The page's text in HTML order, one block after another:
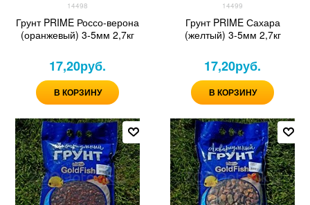
14498
Грунт PRIME Россо-верона
(оранжевый) 3-5мм 2,7кг
17,20руб.
В КОРЗИНУ
14499
Грунт PRIME Сахара
(желтый) 3-5мм 2,7кг
17,20руб.
В КОРЗИНУ